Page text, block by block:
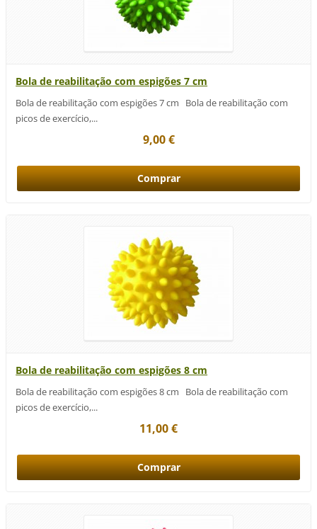
Bola de reabilitação com espigões 7 cm
Bola de reabilitação com espigões 7 cm Bola de reabilitação com
picos de exercício,...
9,00 €
Bola de reabilitação com espigões 8 cm
Bola de reabilitação com espigões 8 cm Bola de reabilitação com
picos de exercício,...
11,00 €